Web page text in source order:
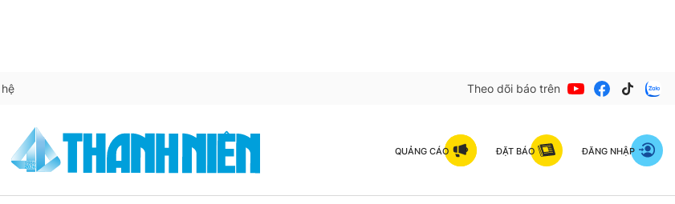
Theo dõi báo trên
QUẢNG CÁO ĐẶT BÁO ĐĂNG NHẬP